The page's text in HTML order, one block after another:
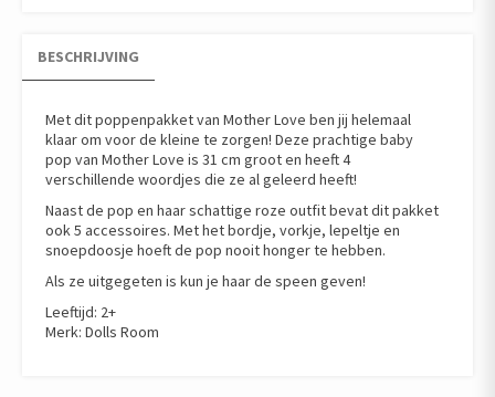
BESCHRIJVING
Met dit poppenpakket van Mother Love ben jij helemaal
klaar om voor de kleine te zorgen! Deze prachtige baby
pop van Mother Love is 31 cm groot en heeft 4
verschillende woordjes die ze al geleerd heeft!
Naast de pop en haar schattige roze outfit bevat dit pakket
ook 5 accessoires. Met het bordje, vorkje, lepeltje en
snoepdoosje hoeft de pop nooit honger te hebben.
Als ze uitgegeten is kun je haar de speen geven!
Leeftijd: 2+
Merk: Dolls Room